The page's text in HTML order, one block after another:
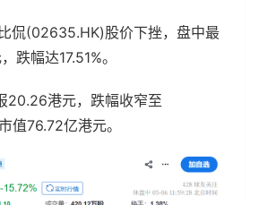
侃(02635.HK)股价下挫，盘中最
跌幅达17.51%。
20.26港元，跌幅收窄至
值76.72亿港元。